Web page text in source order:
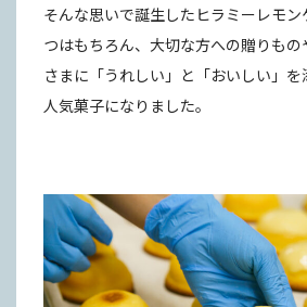
そんな思いで誕生したヒラミーレモ
つはもちろん、大切な方への贈りも
さまに「うれしい」と「おいしい」
人気菓子になりました。